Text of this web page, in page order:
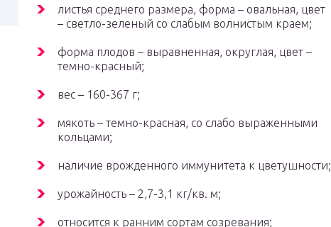
листья среднего размера, форма – овальная, цвет
– светло-зеленый со слабым волнистым краем;
форма плодов – выравненная, округлая, цвет –
темно-красный;
вес – 160-367 г;
мякоть – темно-красная, со слабо выраженными
кольцами;
наличие врожденного иммунитета к цветушности;
урожайность – 2,7-3,1 кг/кв. м;
относится к ранним сортам созревания;